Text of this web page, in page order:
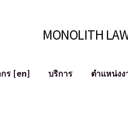
MONOLITH
ร [en]
บริการ
ตำแหน่ง